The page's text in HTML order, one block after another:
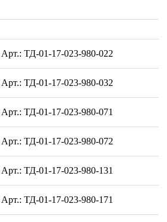
ТД-01-17-023-980-022
ТД-01-17-023-980-032
ТД-01-17-023-980-071
ТД-01-17-023-980-072
ТД-01-17-023-980-131
ТД-01-17-023-980-171